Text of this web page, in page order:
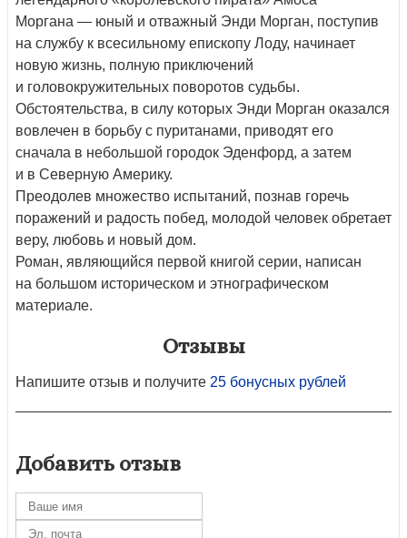
Моргана — юный и отважный Энди Морган, поступив
на службу к всесильному епископу Лоду, начинает
новую жизнь, полную приключений
и головокружительных поворотов судьбы.
Обстоятельства, в силу которых Энди Морган оказался
вовлечен в борьбу с пуританами, приводят его
сначала в небольшой городок Эденфорд, а затем
и в Северную Америку.
Преодолев множество испытаний, познав горечь
поражений и радость побед, молодой человек обретает
веру, любовь и новый дом.
Роман, являющийся первой книгой серии, написан
на большом историческом и этнографическом
материале.
Отзывы
Напишите отзыв и получите 25 бонусных рублей
Добавить отзыв